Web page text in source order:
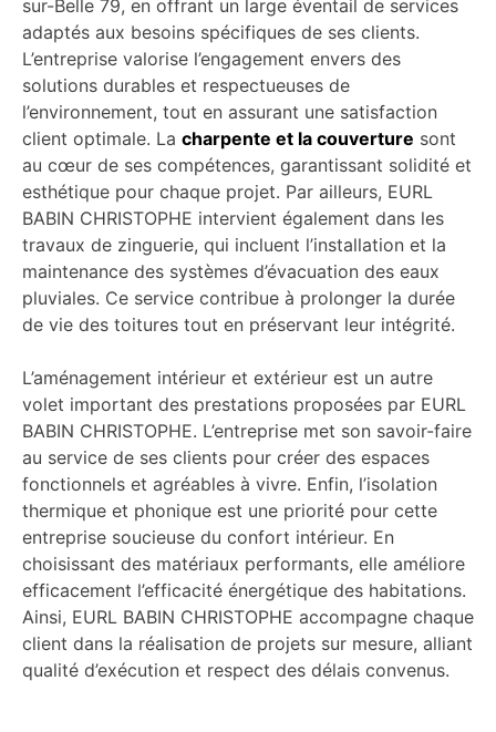
sur-Belle 79, en offrant un large éventail de services
adaptés aux besoins spécifiques de ses clients.
L’entreprise valorise l’engagement envers des
solutions durables et respectueuses de
l’environnement, tout en assurant une satisfaction
client optimale. La charpente et la couverture sont
au cœur de ses compétences, garantissant solidité et
esthétique pour chaque projet. Par ailleurs, EURL
BABIN CHRISTOPHE intervient également dans les
travaux de zinguerie, qui incluent l’installation et la
maintenance des systèmes d’évacuation des eaux
pluviales. Ce service contribue à prolonger la durée
de vie des toitures tout en préservant leur intégrité.
L’aménagement intérieur et extérieur est un autre
volet important des prestations proposées par EURL
BABIN CHRISTOPHE. L’entreprise met son savoir-faire
au service de ses clients pour créer des espaces
fonctionnels et agréables à vivre. Enfin, l’isolation
thermique et phonique est une priorité pour cette
entreprise soucieuse du confort intérieur. En
choisissant des matériaux performants, elle améliore
efficacement l’efficacité énergétique des habitations.
Ainsi, EURL BABIN CHRISTOPHE accompagne chaque
client dans la réalisation de projets sur mesure, alliant
qualité d’exécution et respect des délais convenus.